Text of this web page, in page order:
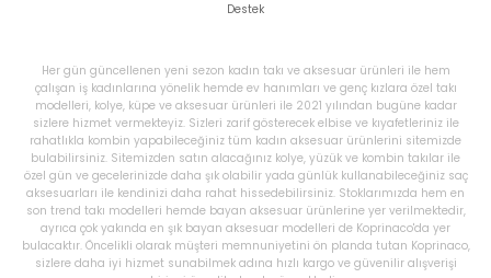
Destek
Her gün güncellenen yeni sezon kadın takı ve aksesuar ürünleri ile hem
çalışan iş kadınlarına yönelik hemde ev hanımları ve genç kızlara özel takı
modelleri, kolye, küpe ve aksesuar ürünleri ile 2021 yılından bugüne kadar
sizlere hizmet vermekteyiz. Sizleri zarif gösterecek elbise ve kıyafetleriniz ile
rahatlıkla kombin yapabileceğiniz tüm kadın aksesuar ürünlerini sitemizde
bulabilirsiniz. Sitemizden satın alacağınız kolye, yüzük ve kombin takılar ile
özel gün ve gecelerinizde daha şık olabilir yada günlük kullanabileceğiniz saç
aksesuarları ile kendinizi daha rahat hissedebilirsiniz. Stoklarımızda hem en
son trend takı modelleri hemde bayan aksesuar ürünlerine yer verilmektedir,
ayrıca çok yakında en şık bayan aksesuar modelleri de Koprinaco'da yer
bulacaktır. Öncelikli olarak müşteri memnuniyetini ön planda tutan Koprinaco,
sizlere daha iyi hizmet sunabilmek adına hızlı kargo ve güvenilir alışverişi